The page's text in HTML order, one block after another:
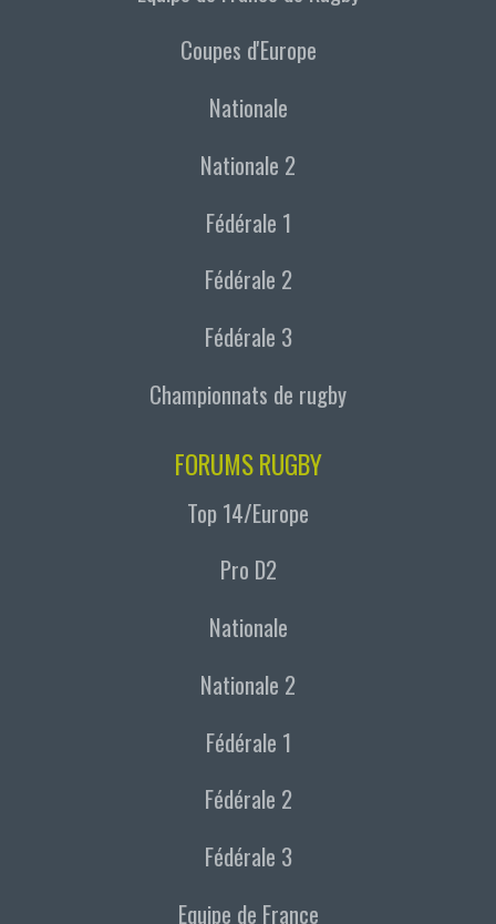
Coupes d'Europe
Nationale
Nationale 2
Fédérale 1
Fédérale 2
Fédérale 3
Championnats de rugby
FORUMS RUGBY
Top 14/Europe
Pro D2
Nationale
Nationale 2
Fédérale 1
Fédérale 2
Fédérale 3
Equipe de France